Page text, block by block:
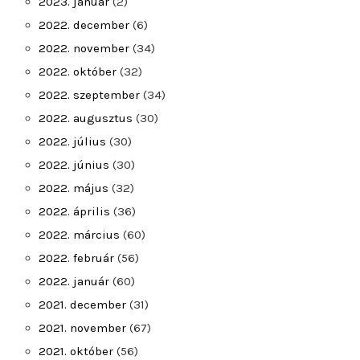
2022. december (6)
2022. november (34)
2022. október (32)
2022. szeptember (34)
2022. augusztus (30)
2022. július (30)
2022. június (30)
2022. május (32)
2022. április (36)
2022. március (60)
2022. február (56)
2022. január (60)
2021. december (31)
2021. november (67)
2021. október (56)